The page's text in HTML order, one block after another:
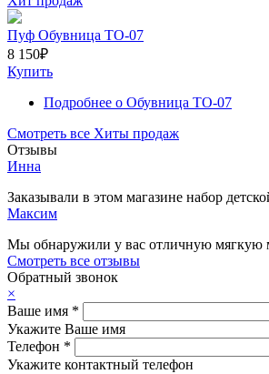
Пуф Обувница ТО-07
8 150₽
Купить
Подробнее о Обувница ТО-07
Смотреть все Хиты продаж
Отзывы
Инна
Заказывали в этом магазине набор
Максим
Мы обнаружили у вас отличную мягкую
Смотреть все отзывы
Обратный звонок
×
Ваше имя *
Укажите Ваше имя
Телефон *
Укажите контактный телефон